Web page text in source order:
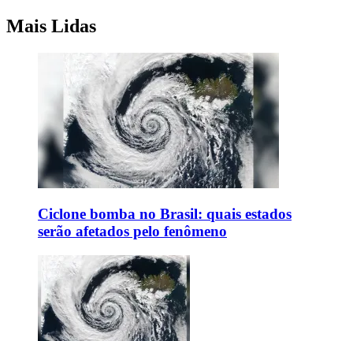
Mais Lidas
Ciclone bomba no Brasil: quais estados
serão afetados pelo fenômeno